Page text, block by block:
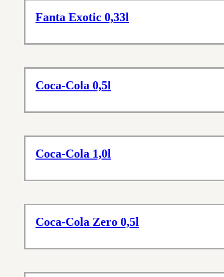
Fanta Exotic 0,33l
Coca-Cola 0,5l
Coca-Cola 1,0l
Coca-Cola Zero 0,5l